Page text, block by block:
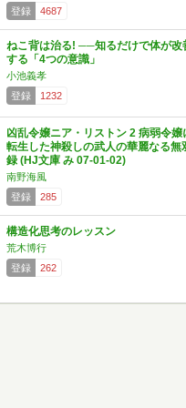
登録 4687
ねこ背は治る! ──知るだけで体が改
する「4つの意識」
小池義孝
登録
1232
凶乱令嬢ニア・リストン 2 病弱令嬢
転生した神殺しの武人の華麗なる無
録 (HJ文庫 み 07-01-02)
南野海風
登録
285
構造化思考のレッスン
荒木博行
登録
262